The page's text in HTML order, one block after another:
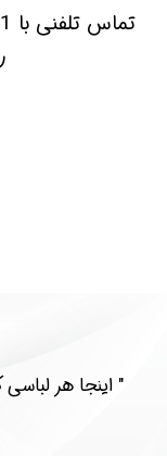
​​" اینجا هر لباسی